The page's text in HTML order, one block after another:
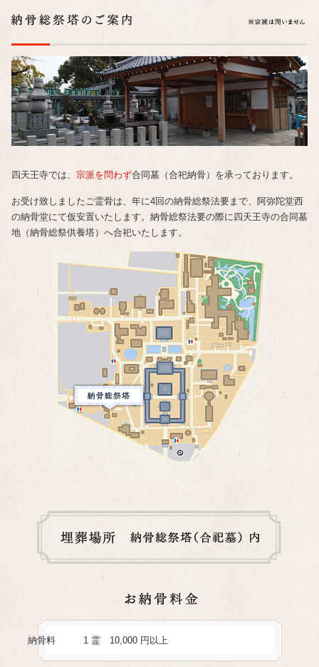
四天王寺では、 宗派を問わず合同墓（合祀納骨）を承っております。
お受け致しましたご霊骨は、年に4回の納骨総祭法要まで、阿弥陀堂西
の納骨堂にて仮安置いたします。納骨総祭法要の際に四天王寺の合同墓
地（納骨総祭供養塔）へ合祀いたします。
納骨料 1 霊 10,000 円以上